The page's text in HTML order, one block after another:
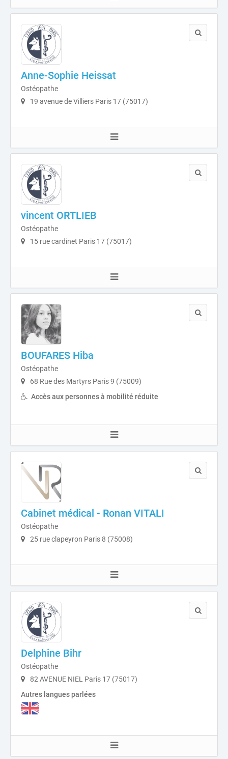
Anne-Sophie Heissat
Ostéopathe
19 avenue de Villiers Paris 17 (75017)
vincent ORTLIEB
Ostéopathe
15 rue cardinet Paris 17 (75017)
BOUFARES Hiba
Ostéopathe
68 Rue des Martyrs Paris 9 (75009)
Accès aux personnes à mobilité réduite
Cabinet médical - Ronan VITALI
Ostéopathe
25 rue clapeyron Paris 8 (75008)
Delphine Bihr
Ostéopathe
82 AVENUE NIEL Paris 17 (75017)
Autres langues parlées